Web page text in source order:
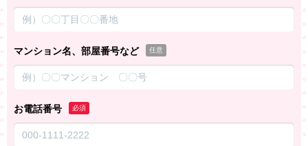
マンション名、部屋番号など 任意
お電話番号 必須